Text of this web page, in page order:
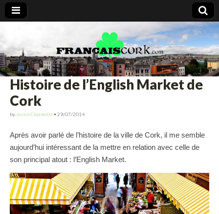
Francais Cork
Histoire de l’English Market de
Cork
by Justin Chazalette • 29/07/2014
Après avoir parlé de l’histoire de la ville de Cork, il me semble
aujourd’hui intéressant de la mettre en relation avec celle de
son principal atout : l’English Market.